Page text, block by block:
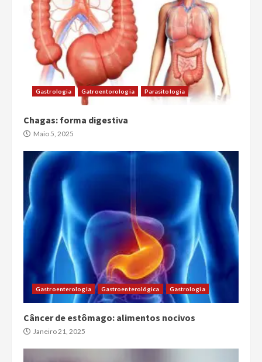
Gastrologia Gatroentorologia Parasitologia
Chagas: forma digestiva
Maio 5, 2025
Gastroenterologia Gastroenterológica Gastrologia
Câncer de estômago: alimentos nocivos
Janeiro 21, 2025